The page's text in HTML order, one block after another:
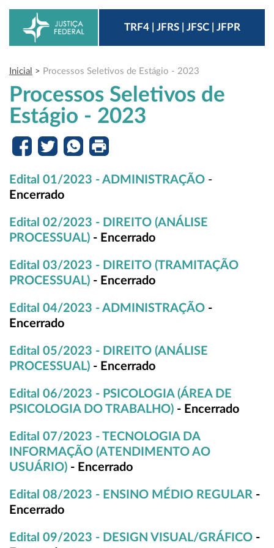
TRF4 | JFRS | JFSC | JFPR
Inicial > Processos Seletivos de Estágio - 2023
Processos Seletivos de
Estágio - 2023
Edital 01/2023 - ADMINISTRAÇÃO -
Encerrado
Edital 02/2023 - DIREITO (ANÁLISE
PROCESSUAL) - Encerrado
Edital 03/2023 - DIREITO (TRAMITAÇÃO
PROCESSUAL) - Encerrado
Edital 04/2023 - ADMINISTRAÇÃO -
Encerrado
Edital 05/2023 - DIREITO (ANÁLISE
PROCESSUAL) - Encerrado
Edital 06/2023 - PSICOLOGIA (ÁREA DE
PSICOLOGIA DO TRABALHO) - Encerrado
Edital 07/2023 - TECNOLOGIA DA
INFORMAÇÃO (ATENDIMENTO AO
USUÁRIO) - Encerrado
Edital 08/2023 - ENSINO MÉDIO REGULAR -
Encerrado
Edital 09/2023 - DESIGN VISUAL/GRÁFICO -